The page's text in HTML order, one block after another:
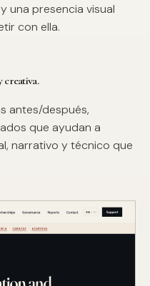
una presencia visual
con ella.
creativa.
antes/después,
que ayudan a
narrativo y técnico que